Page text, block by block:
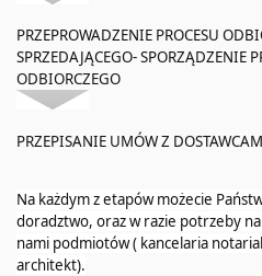
PRZEPROWADZENIE PROCESU
SPRZEDAJĄCEGO- SPORZĄDZENIE
ODBIORCZEGO
PRZEPISANIE UMÓW Z
Na każdym z etapów możecie
doradztwo, oraz w razie potrzeby
nami podmiotów ( kancelaria
architekt).